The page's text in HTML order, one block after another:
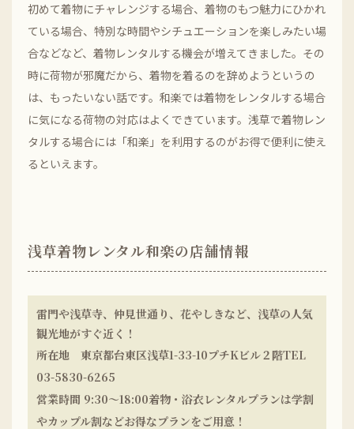
初めて着物にチャレンジする場合、着物のもつ魅力にひかれ
ている場合、特別な時間やシチュエーションを楽しみたい場
合などなど、着物レンタルする機会が増えてきました。その
時に荷物が邪魔だから、着物を着るのを辞めようというの
は、もったいない話です。和楽では着物をレンタルする場合
に気になる荷物の対応はよくできています。浅草で着物レン
タルする場合には「和楽」を利用するのがお得で便利に使え
るといえます。
浅草着物レンタル和楽の店舗情報
雷門や浅草寺、仲見世通り、花やしきなど、浅草の人気
観光地がすぐ近く！
所在地 東京都台東区浅草1-33-10プチKビル２階TEL
03-5830-6265
営業時間 9:30〜18:00着物・浴衣レンタルプランは学割
やカップル割などお得なプランをご用意！